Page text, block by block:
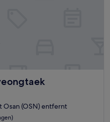
Osan (OSN) entfernt